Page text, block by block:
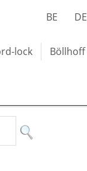
BE DE
lock Böllhoff